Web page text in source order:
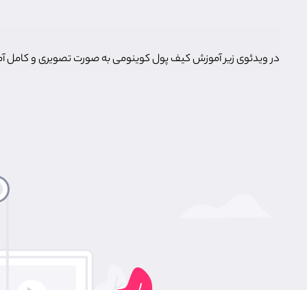
در ویدئوی زیر آموزش کیف پول کوینومی به صورت تصویری و کامل